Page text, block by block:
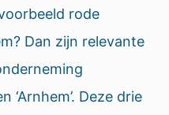
rode
Dan zijn relevante
‘Arnhem’. Deze drie